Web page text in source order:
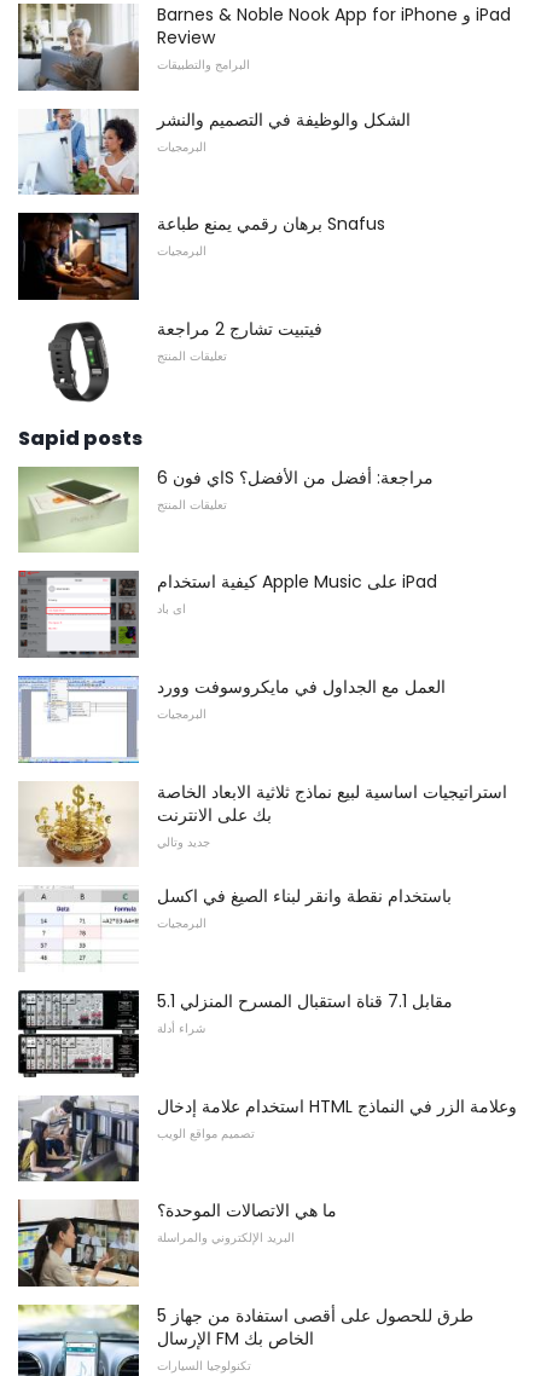
Barnes & Noble Nook App for iPhone و iPad
Review
البرامج والتطبيقات
الشكل والوظيفة في التصميم والنشر
البرمجيات
برهان رقمي يمنع طباعة Snafus
البرمجيات
فيتبيت تشارج 2 مراجعة
تعليقات المنتج
Sapid posts
اي فون 6S مراجعة: أفضل من الأفضل؟
تعليقات المنتج
كيفية استخدام Apple Music على iPad
اى باد
العمل مع الجداول في مايكروسوفت وورد
البرمجيات
استراتيجيات اساسية لبيع نماذج ثلاثية الابعاد الخاصة
بك على الانترنت
جديد وتالي
باستخدام نقطة وانقر لبناء الصيغ في اكسل
البرمجيات
5.1 مقابل 7.1 قناة استقبال المسرح المنزلي
شراء أدلة
استخدام علامة إدخال HTML وعلامة الزر في النماذج
تصميم مواقع الويب
ما هي الاتصالات الموحدة؟
البريد الإلكتروني والمراسلة
5 طرق للحصول على أقصى استفادة من جهاز
الإرسال FM الخاص بك
تكنولوجيا السيارات